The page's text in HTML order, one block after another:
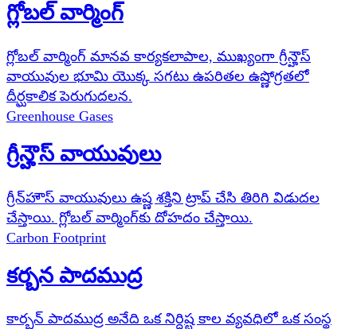
గ్లోబల్ వార్మింగ్
గ్లోబల్ వార్మింగ్ మానవ కార్యకలాపాల, ముఖ్యంగా గ్రీన్హౌస్
వాయువుల భూమి యొక్క సగటు ఉపరితల ఉష్ణోగ్రతలో
దీర్ఘకాలిక పెరుగుదలన.
Greenhouse Gases
గ్రీన్హౌస్ వాయువులు
గ్రీన్‌హౌస్ వాయువులు ఉష్ణ శక్తిని ట్రాప్ చేసి తిరిగి విడుదల
చేస్తాయి. గ్లోబల్ వార్మింగ్‌కు దోహదం చేస్తాయి.
Carbon Footprint
కర్బన పాదముద్ర
కార్బన్ పాదముద్ర అనేది ఒక నిర్దిష్ట కాల వ్యవధిలో ఒక సంస్థ